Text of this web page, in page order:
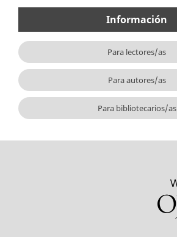
Información
Para lectores/as
Para autores/as
Para bibliotecarios/as